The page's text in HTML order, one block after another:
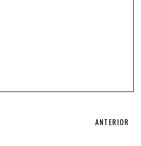
ANTERIOR